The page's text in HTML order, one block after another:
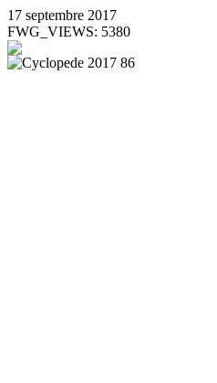
17 septembre 2017
FWG_VIEWS: 5380